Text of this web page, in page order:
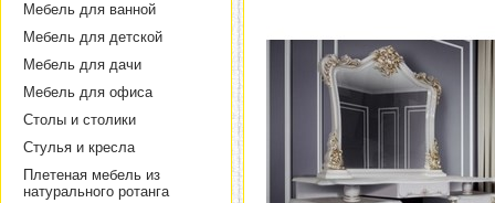
Мебель для ванной
Мебель для детской
Мебель для дачи
Мебель для офиса
Столы и столики
Стулья и кресла
Плетеная мебель из
натурального ротанга